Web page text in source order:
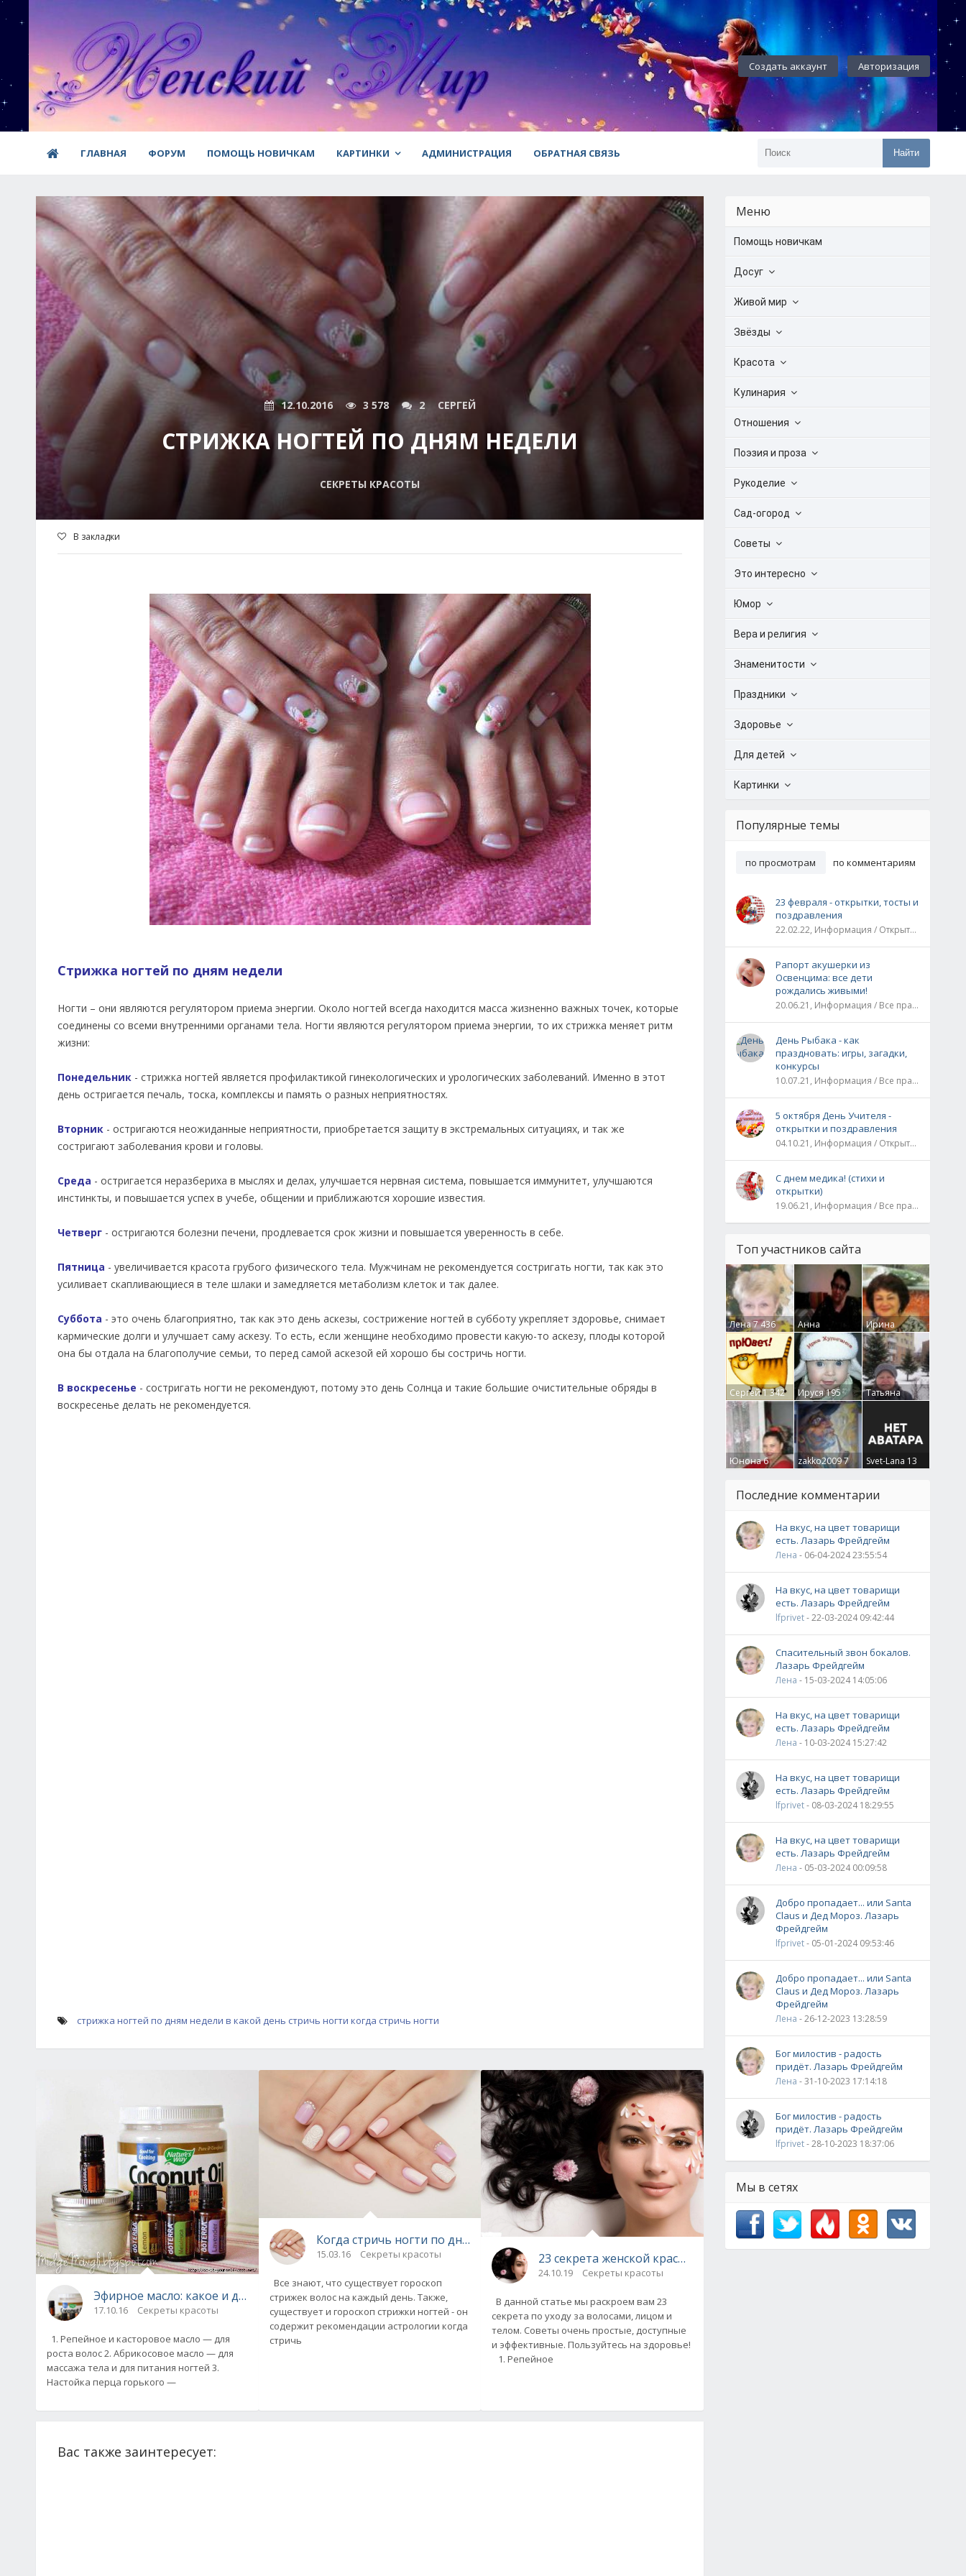
Создать аккаунт Авторизация
ГЛАВНАЯ ФОРУМ ПОМОЩЬ НОВИЧКАМ КАРТИНКИ АДМИНИСТРАЦИЯ ОБРАТНАЯ СВЯЗЬ Найти
12.10.2016 3 578 2 СЕРГЕЙ
СТРИЖКА НОГТЕЙ ПО ДНЯМ НЕДЕЛИ
СЕКРЕТЫ КРАСОТЫ
В закладки
Стрижка ногтей по дням недели
Ногти – они являются регулятором приема энергии. Около ногтей всегда находится масса жизненно важных точек, которые
соединены со всеми внутренними органами тела. Ногти являются регулятором приема энергии, то их стрижка меняет ритм
жизни:
Понедельник - стрижка ногтей является профилактикой гинекологических и урологических заболеваний. Именно в этот
день остригается печаль, тоска, комплексы и память о разных неприятностях.
Вторник - остригаются неожиданные неприятности, приобретается защиту в экстремальных ситуациях, и так же
состригают заболевания крови и головы.
Среда - остригается неразбериха в мыслях и делах, улучшается нервная система, повышается иммунитет, улучшаются
инстинкты, и повышается успех в учебе, общении и приближаются хорошие известия.
Четверг - остригаются болезни печени, продлевается срок жизни и повышается уверенность в себе.
Пятница - увеличивается красота грубого физического тела. Мужчинам не рекомендуется состригать ногти, так как это
усиливает скапливающиеся в теле шлаки и замедляется метаболизм клеток и так далее.
Суббота - это очень благоприятно, так как это день аскезы, сострижение ногтей в субботу укрепляет здоровье, снимает
кармические долги и улучшает саму аскезу. То есть, если женщине необходимо провести какую-то аскезу, плоды которой
она бы отдала на благополучие семьи, то перед самой аскезой ей хорошо бы состричь ногти.
В воскресенье - состригать ногти не рекомендуют, потому это день Солнца и такие большие очистительные обряды в
воскресенье делать не рекомендуется.
стрижка ногтей по дням недели в какой день стричь ногти когда стричь ногти
Эфирное масло: какое и для чего применяется
17.10.16 Секреты красоты
1. Репейное и касторовое масло — для
роста волос 2. Абрикосовое масло — для
массажа тела и для питания ногтей 3.
Настойка перца горького —
Когда стричь ногти по дням недели
15.03.16 Секреты красоты
Все знают, что существует гороскоп
стрижек волос на каждый день. Также,
существует и гороскоп стрижки ногтей - он
содержит рекомендации астрологии когда
стричь
23 секрета женской красоты - доступно, полезно и эффективно
24.10.19 Секреты красоты
В данной статье мы раскроем вам 23
секрета по уходу за волосами, лицом и
телом. Советы очень простые, доступные
и эффективные. Пользуйтесь на здоровье!
1. Репейное
Вас также заинтересует:
Меню
Помощь новичкам
Досуг
Живой мир
Звёзды
Красота
Кулинария
Отношения
Поэзия и проза
Рукоделие
Сад-огород
Советы
Это интересно
Юмор
Вера и религия
Знаменитости
Праздники
Здоровье
Для детей
Картинки
Популярные темы
по просмотрам по комментариям
23 февраля - открытки, тосты и
поздравления
22.02.22, Информация / Открытки / Все праздники
Рапорт акушерки из
Освенцима: все дети
рождались живыми!
20.06.21, Информация / Все праздники / Рассказы и истории
День Рыбака - как
праздновать: игры, загадки,
конкурсы
10.07.21, Информация / Все праздники
5 октября День Учителя -
открытки и поздравления
04.10.21, Информация / Открытки / Все праздники
С днем медика! (стихи и
открытки)
19.06.21, Информация / Все праздники
Топ участников сайта
Лена7 436
Анна
Гумлевая0
Ирина
Бруцкая41
Сергей1 342 Ируся195
Татьяна
Крючкова0
Юнона6 zakko20097 Svet-Lana 13
Последние комментарии
На вкус, на цвет товарищи
есть. Лазарь Фрейдгейм
Лена - 06-04-2024 23:55:54
На вкус, на цвет товарищи
есть. Лазарь Фрейдгейм
lfprivet- 22-03-2024 09:42:44
Спасительный звон бокалов.
Лазарь Фрейдгейм
Лена - 15-03-2024 14:05:06
На вкус, на цвет товарищи
есть. Лазарь Фрейдгейм
Лена - 10-03-2024 15:27:42
На вкус, на цвет товарищи
есть. Лазарь Фрейдгейм
lfprivet- 08-03-2024 18:29:55
На вкус, на цвет товарищи
есть. Лазарь Фрейдгейм
Лена - 05-03-2024 00:09:58
Добро пропадает... или Santa
Claus и Дед Мороз. Лазарь
Фрейдгейм
lfprivet- 05-01-2024 09:53:46
Добро пропадает... или Santa
Claus и Дед Мороз. Лазарь
Фрейдгейм
Лена - 26-12-2023 13:28:59
Бог милостив - радость
придёт. Лазарь Фрейдгейм
Лена - 31-10-2023 17:14:18
Бог милостив - радость
придёт. Лазарь Фрейдгейм
lfprivet- 28-10-2023 18:37:06
Мы в сетях